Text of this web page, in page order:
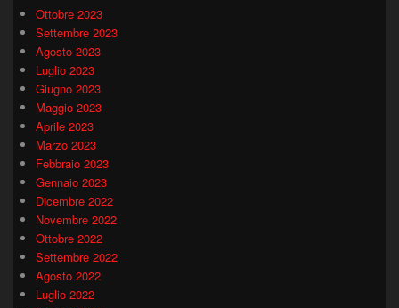
Ottobre 2023
Settembre 2023
Agosto 2023
Luglio 2023
Giugno 2023
Maggio 2023
Aprile 2023
Marzo 2023
Febbraio 2023
Gennaio 2023
Dicembre 2022
Novembre 2022
Ottobre 2022
Settembre 2022
Agosto 2022
Luglio 2022